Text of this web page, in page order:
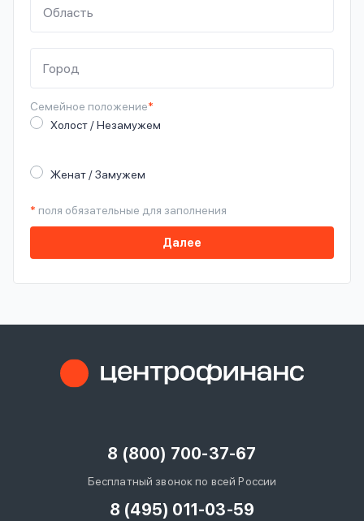
Семейное положение*
Холост / Незамужем
Женат / Замужем
* поля обязательные для заполнения
Далее
8 (800) 700-37-67
Бесплатный звонок по всей России
8 (495) 011-03-59